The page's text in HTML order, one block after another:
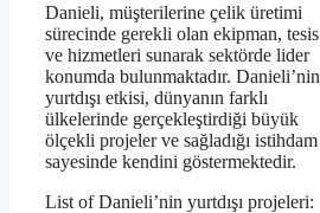
Danieli, müşterilerine çelik üretimi
sürecinde gerekli olan ekipman, tesis
ve hizmetleri sunarak sektörde lider
konumda bulunmaktadır. Danieli’nin
yurtdışı etkisi, dünyanın farklı
ülkelerinde gerçekleştirdiği büyük
ölçekli projeler ve sağladığı istihdam
sayesinde kendini göstermektedir.
List of Danieli’nin yurtdışı projeleri: